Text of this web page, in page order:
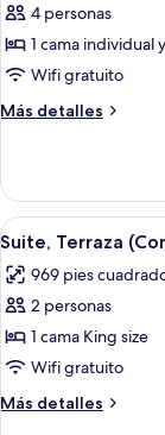
fotos
de
Suite,
varias
camas
4 personas
1 cama individual
Wifi gratuito
Más detalles
Más
varias
camas
(Como)
Abrir
todas
las
fotos
de
Suite,
Terraza
(Como)
3
Suite, Terraza
969 pies
2 personas
1 cama King size
Wifi gratuito
Más detalles
Más